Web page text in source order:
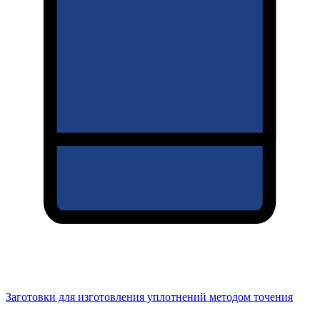
Заготовки для изготовления уплотнений методом точения